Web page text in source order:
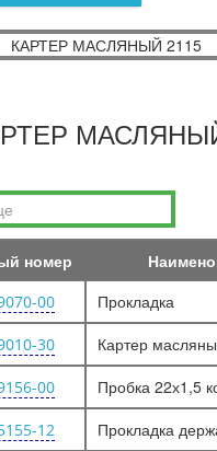
номер
00
Прокладка
30
Картер
00
Пробка 22х1,5
12
Прокладка